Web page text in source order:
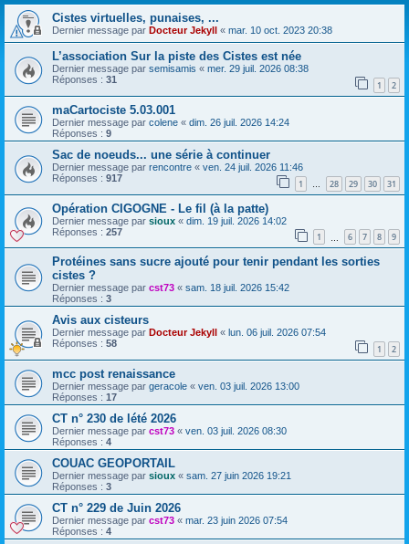
Cistes virtuelles, punaises, ...
Dernier message par Docteur Jekyll « mar. 10 oct. 2023 20:38
L’association Sur la piste des Cistes est née
Dernier message par semisamis « mer. 29 juil. 2026 08:38
Réponses : 31 1 2
maCartociste 5.03.001
Dernier message par colene « dim. 26 juil. 2026 14:24
Réponses : 9
Sac de noeuds... une série à continuer
Dernier message par rencontre « ven. 24 juil. 2026 11:46
Réponses : 917 1 … 28 29 30 31
Opération CIGOGNE - Le fil (à la patte)
Dernier message par sioux « dim. 19 juil. 2026 14:02
Réponses : 257 1 6 7 8 9
Protéines sans sucre ajouté pour tenir pendant les sorties
cistes ?
Dernier message par cst73 « sam. 18 juil. 2026 15:42
Réponses : 3
Avis aux cisteurs
Dernier message par Docteur Jekyll « lun. 06 juil. 2026 07:54
Réponses : 58 1 2
mcc post renaissance
Dernier message par geracole « ven. 03 juil. 2026 13:00
Réponses : 17
CT n° 230 de lété 2026
Dernier message par cst73 « ven. 03 juil. 2026 08:30
Réponses : 4
COUAC GEOPORTAIL
Dernier message par sioux « sam. 27 juin 2026 19:21
Réponses : 3
CT n° 229 de Juin 2026
Dernier message par cst73 « mar. 23 juin 2026 07:54
Réponses : 4